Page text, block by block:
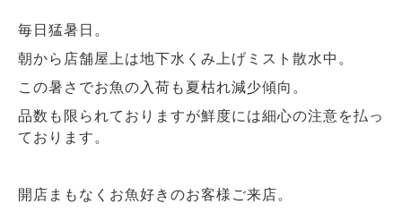
毎日猛暑日。
朝から店舗屋上は地下水くみ上げミスト散水中。
この暑さでお魚の入荷も夏枯れ減少傾向。
品数も限られておりますが鮮度には細心の注意を払っ
ております。
開店まもなくお魚好きのお客様ご来店。